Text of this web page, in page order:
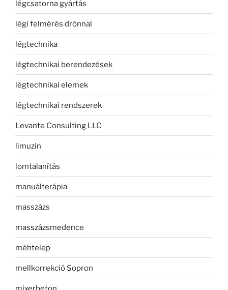
légcsatorna gyártás
légi felmérés drónnal
légtechnika
légtechnikai berendezések
légtechnikai elemek
légtechnikai rendszerek
Levante Consulting LLC
limuzin
lomtalanítás
manuálterápia
masszázs
masszázsmedence
méhtelep
mellkorrekció Sopron